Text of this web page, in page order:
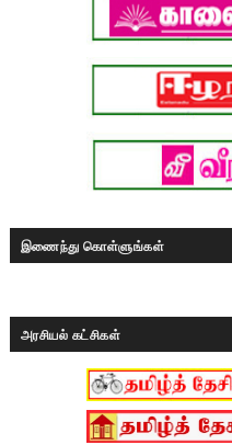
இணைந்து கொள்ளுங்கள்
அரசியல் கட்சிகள்